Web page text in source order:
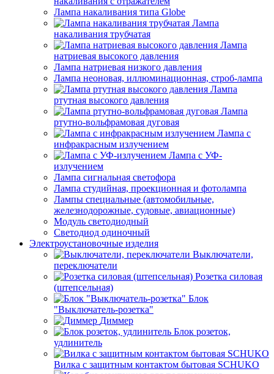
Лампа накаливания типа Globe
Лампа
накаливания трубчатая
Лампа
натриевая высокого давления
Лампа натриевая низкого давления
Лампа неоновая, иллюминационная, строб-лампа
Лампа
ртутная высокого давления
Лампа
ртутно-вольфрамовая дуговая
Лампа с
инфракрасным излучением
Лампа с УФ-
излучением
Лампа сигнальная светофора
Лампа студийная, проекционная и фотолампа
Лампы специальные (автомобильные,
железнодорожные, судовые, авиационные)
Модуль светодиодный
Светодиод одиночный
Электроустановочные изделия
Выключатели,
переключатели
Розетка силовая
(штепсельная)
Блок
"Выключатель-розетка"
Диммер
Блок розеток,
удлинитель
Вилка с защитным контактом бытовая SCHUKO